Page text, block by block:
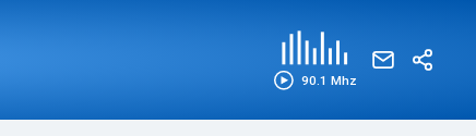
90.1 Mhz